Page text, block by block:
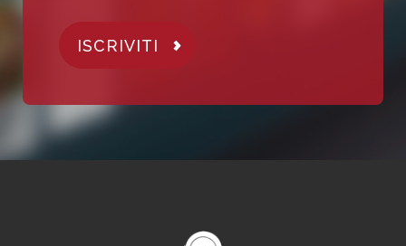
ISCRIVITI